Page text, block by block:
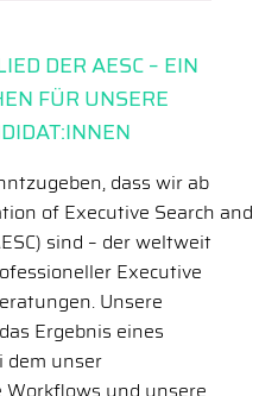
DER AESC – EIN
FÜR UNSERE
dass wir ab
of Executive Search and
sind – der weltweit
Executive
Unsere
Ergebnis eines
dem unser